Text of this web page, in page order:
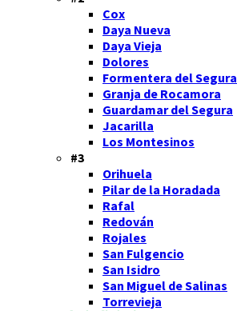
Cox
Daya Nueva
Daya Vieja
Dolores
Formentera del Segura
Granja de Rocamora
Guardamar del Segura
Jacarilla
Los Montesinos
#3
Orihuela
Pilar de la Horadada
Rafal
Redován
Rojales
San Fulgencio
San Isidro
San Miguel de Salinas
Torrevieja